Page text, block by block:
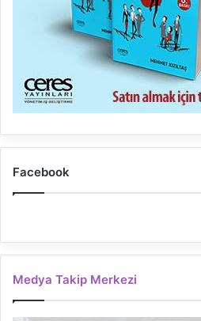
Facebook
Medya Takip Merkezi